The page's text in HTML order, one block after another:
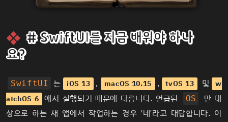
# SwiftUI를 지금 배워야 하나
요?
SwiftUI 는 iOS 13 , macOS 10.15 , tvOS 13 및
w
atchOS 6 에서 실행되기 때문에 다릅니다. 언급된 OS
만 대
상으로 하는 새 앱에서 작업하는 경우 '네'라고 대답합니다. 이